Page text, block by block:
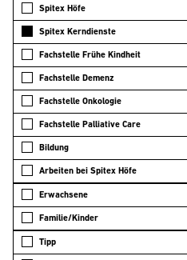
Spitex Höfe
Spitex Kerndienste
Fachstelle Frühe Kindheit
Fachstelle Demenz
Fachstelle Onkologie
Fachstelle Palliative Care
Bildung
Arbeiten bei Spitex Höfe
Erwachsene
Familie/Kinder
Tipp